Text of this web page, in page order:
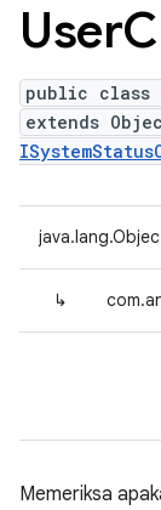
User
public class
extends
↳
Memeriksa